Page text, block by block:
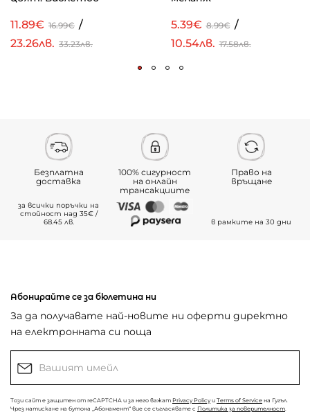
11.89€ 16.99€ /
23.26лв. 33.23лв.
5.39€ 8.99€ /
10.54лв. 17.58лв.
Безплатна
доставка
за всички поръчки на
стойност над 35€ /
68.45 лв.
100% сигурност
на онлайн
трансакциите
Право на
връщане
в рамките на 30 дни
Абонирайте се за бюлетина ни
За да получавате най-новите ни оферти директно
на електронната си поща
Този сайт е защитен от reCAPTCHA и за него важат Privacy Policy и Terms of Service на Гугъл.
Чрез натискане на бутона „Абонамент“ вие се съгласявате с Политика за поверителност